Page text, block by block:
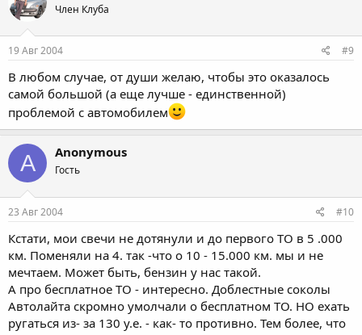
Член Клуба
19 Авг 2004 #9
В любом случае, от души желаю, чтобы это оказалось
самой большой (а еще лучше - единственной)
проблемой с автомобилем
A Anonymous
Гость
23 Авг 2004 #10
Кстати, мои свечи не дотянули и до первого ТО в 5 .000
км. Поменяли на 4. так -что о 10 - 15.000 км. мы и не
мечтаем. Может быть, бензин у нас такой.
А про бесплатное ТО - интересно. Доблестные соколы
Автолайта скромно умолчали о бесплатном ТО. НО ехать
ругаться из- за 130 у.е. - как- то противно. Тем более, что